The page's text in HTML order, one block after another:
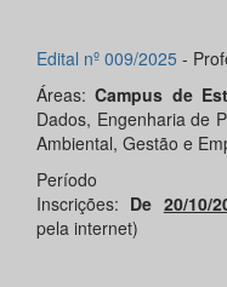
Edital nº 009/2025 -
Áreas:Campus de
Dados, Engenharia de
Ambiental, Gestão e
Inscrições: De 20/10/
pela internet)